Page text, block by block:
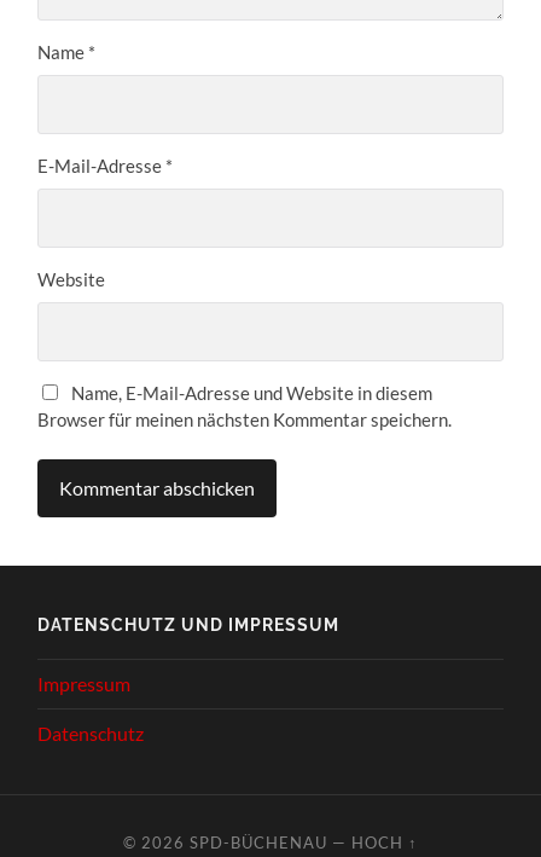
Name *
E-Mail-Adresse *
Website
Name, E-Mail-Adresse und Website in diesem
Browser für meinen nächsten Kommentar speichern.
DATENSCHUTZ UND IMPRESSUM
Impressum
Datenschutz
© 2026 SPD-BÜCHENAU — HOCH ↑